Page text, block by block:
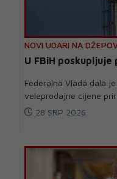
NOVI UDARI NA
U FBiH poskupljuje
Federalna Vlada dala
veleprodajne cijene
28 SRP 2026